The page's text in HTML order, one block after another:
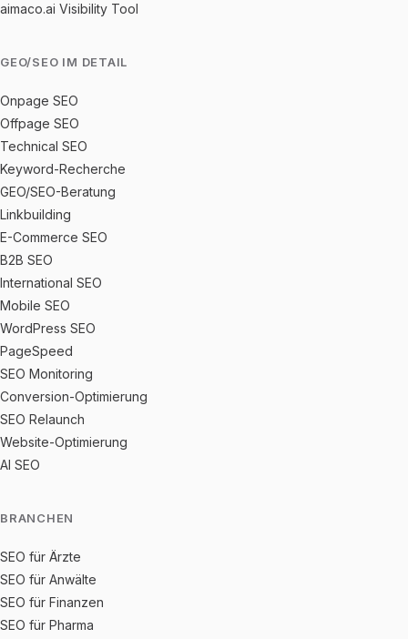
aimaco.ai Visibility Tool
GEO/SEO IM DETAIL
Onpage SEO
Offpage SEO
Technical SEO
Keyword-Recherche
GEO/SEO-Beratung
Linkbuilding
E-Commerce SEO
B2B SEO
International SEO
Mobile SEO
WordPress SEO
PageSpeed
SEO Monitoring
Conversion-Optimierung
SEO Relaunch
Website-Optimierung
AI SEO
BRANCHEN
SEO für Ärzte
SEO für Anwälte
SEO für Finanzen
SEO für Pharma